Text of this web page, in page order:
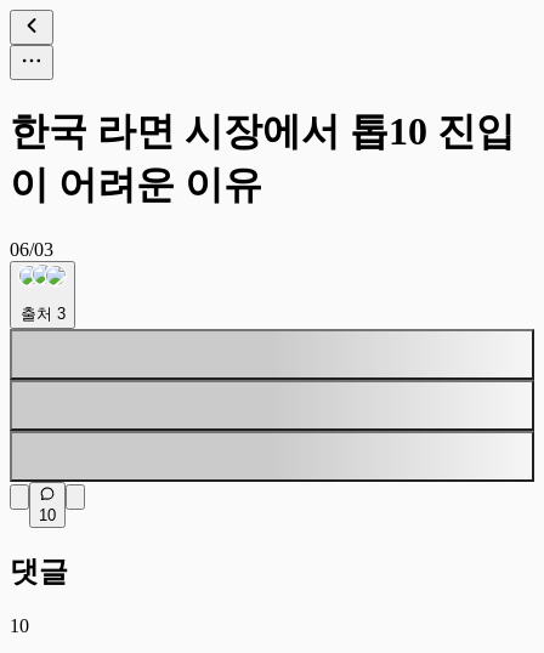
한국 라면 시장에서 톱10 진입
이 어려운 이유
06/03
출처 3
10
댓글
10